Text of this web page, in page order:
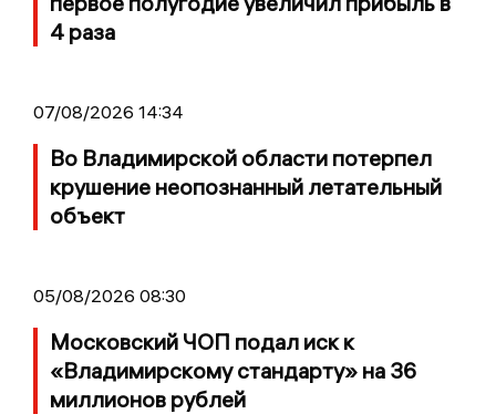
4 раза
07/08/2026 14:34
Во Владимирской области потерпел
крушение неопознанный летательный
объект
05/08/2026 08:30
Московский ЧОП подал иск к
«Владимирскому стандарту» на 36
миллионов рублей